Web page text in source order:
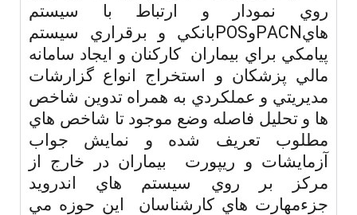
روي نمودار و ارتباط با سيستم
هايPACNوPOSبانكي و برقراري سيستم
پيامكي براي بيماران كاركنان و ايجاد سامانه
مالي پزشكان و استخراج انواع گزارشات
مديريتي و عملكردي به همراه تدوين شاخص
ها و تحليل فاصله وضع موجود تا شاخص هاي
مطلوب تعريف شده و نمايش جواب
آزمايشات و ريپورت بيماران در خارج از
مركز بر روي سيستم هاي اندرويد
جزءمهارت هاي كارشناسان اين حوزه مي